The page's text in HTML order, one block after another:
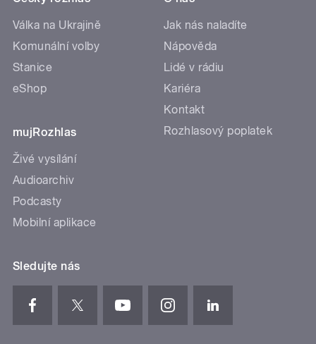
Válka na Ukrajině
Komunální volby
Stanice
eShop
mujRozhlas
Živé vysílání
Audioarchiv
Podcasty
Mobilní aplikace
Jak nás naladíte
Nápověda
Lidé v rádiu
Kariéra
Kontakt
Rozhlasový poplatek
Sledujte nás